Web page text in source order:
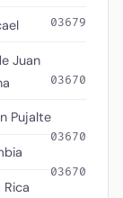
03679
Juan
03670
Pujalte
03670
03670